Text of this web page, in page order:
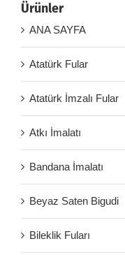
Ürünler
ANA SAYFA
Atatürk Fular
Atatürk İmzalı Fular
Atkı İmalatı
Bandana İmalatı
Beyaz Saten Bigudi
Bileklik Fuları